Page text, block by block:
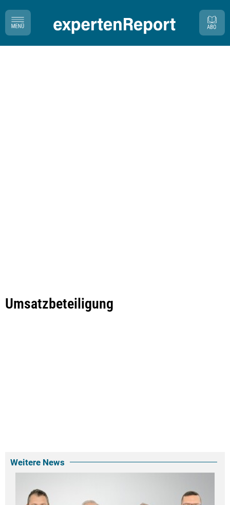
Umsatzbeteiligung
Weitere News